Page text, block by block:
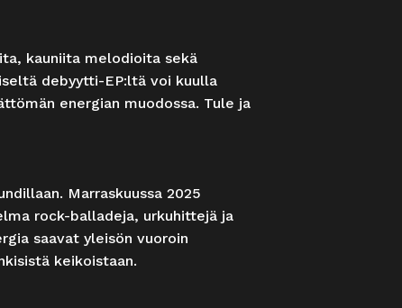
kauniita melodioita sekä
debyytti-EP:ltä voi kuulla
energian muodossa. Tule ja
Marraskuussa 2025
rock-balladeja, urkuhittejä ja
saavat yleisön vuoroin
keikoistaan.